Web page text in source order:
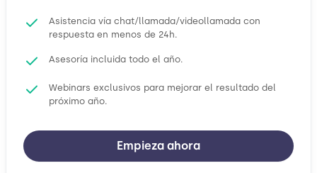
Asistencia vía chat/llamada/videollamada con
respuesta en menos de 24h.
Asesoría incluida todo el año.
Webinars exclusivos para mejorar el resultado del
próximo año.
Empieza ahora